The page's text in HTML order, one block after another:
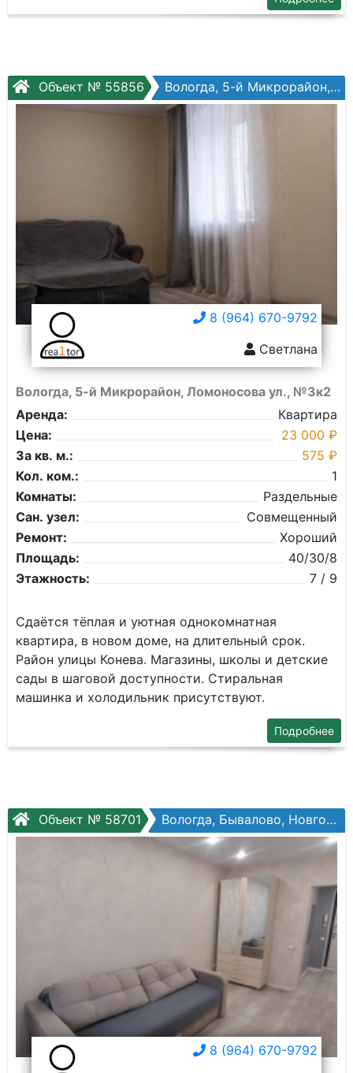
Объект № 55856 Вологда, 5-й Микрорайон, Ломоносова ул., №3к2
8 (964) 670-9792
Светлана
Вологда, 5-й Микрорайон, Ломоносова ул., №3к2
Аренда:
Квартира
Цена:
23 000 ₽
За кв. м.:
575 ₽
Кол. ком.:
1
Комнаты:
Раздельные
Сан. узел:
Совмещенный
Ремонт:
Хороший
Площадь:
40/30/8
Этажность:
7 / 9
Сдаётся тёплая и уютная однокомнатная
квартира, в новом доме, на длительный срок.
Район улицы Конева. Магазины, школы и детские
сады в шаговой доступности. Стиральная
машинка и холодильник присутствуют.
Подробнее
Объект № 58701 Вологда, Бывалово, Новгородская ул, №34к2
8 (964) 670-9792